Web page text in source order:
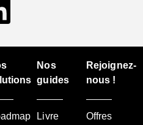
Nos
guides
Livre
Rejoignez-
nous !
Offres